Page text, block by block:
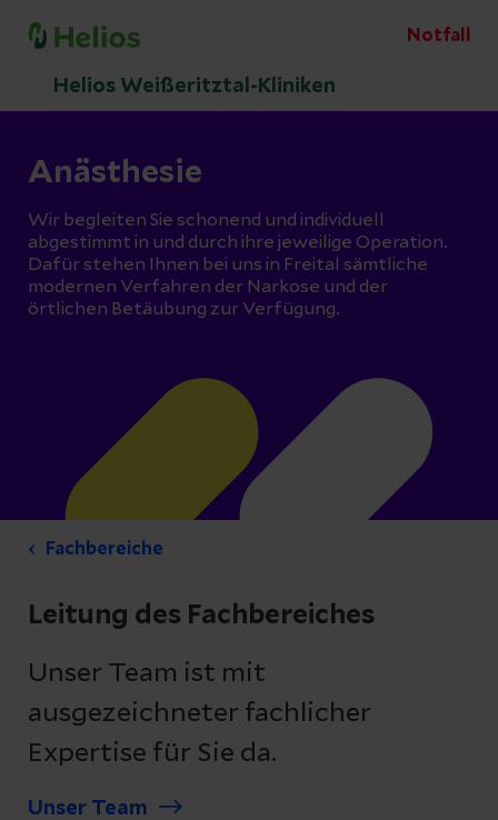
Notfall
Helios Weißeritztal-Kliniken
Anästhesie
Wir begleiten Sie schonend und individuell
abgestimmt in und durch ihre jeweilige Operation.
Dafür stehen Ihnen bei uns in Freital sämtliche
modernen Verfahren der Narkose und der
örtlichen Betäubung zur Verfügung.
Fachbereiche
Leitung des Fachbereiches
Unser Team ist mit
ausgezeichneter fachlicher
Expertise für Sie da.
Unser Team